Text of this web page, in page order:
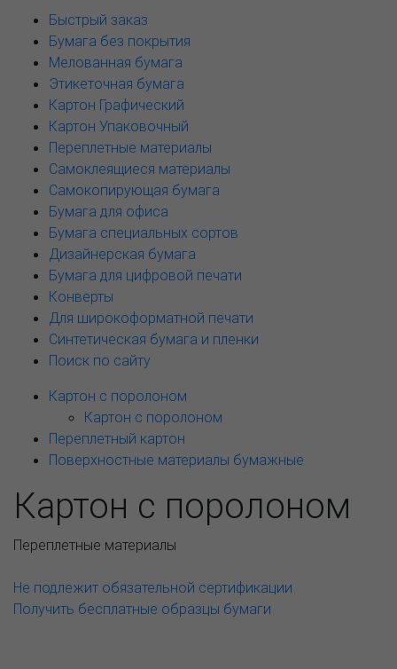
Быстрый заказ
Бумага без покрытия
Мелованная бумага
Этикеточная бумага
Картон Графический
Картон Упаковочный
Переплетные материалы
Самоклеящиеся материалы
Самокопирующая бумага
Бумага для офиса
Бумага специальных сортов
Дизайнерская бумага
Бумага для цифровой печати
Конверты
Для широкоформатной печати
Синтетическая бумага и пленки
Поиск по сайту
Картон с поролоном
Картон с поролоном
Переплетный картон
Поверхностные материалы бумажные
Картон с поролоном
Переплетные материалы
Не подлежит обязательной сертификации
Получить бесплатные образцы бумаги